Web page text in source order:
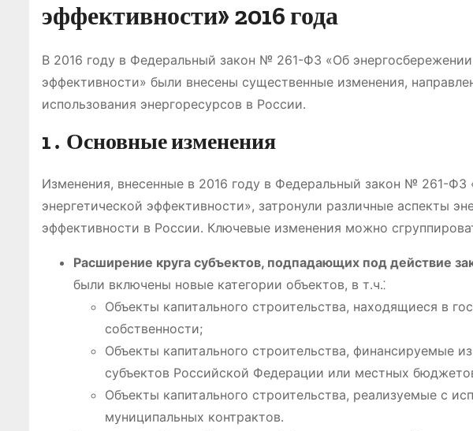
эффективности» 2016 года
В 2016 году в Федеральный закон № 261-ФЗ «Об
эффективности» были внесены существенные изменения,
использования энергоресурсов в России․
1․ Основные изменения
Изменения, внесенные в 2016 году в Федеральный закон № 261-
энергетической эффективности», затронули различные аспекты
эффективности в России․ Ключевые изменения можно
Расширение круга субъектов, подпадающих под действие
были включены новые категории объектов, в т․ч․⁚
Объекты капитального строительства, находящиеся в
собственности;
Объекты капитального строительства, финансируемые
субъектов Российской Федерации или местных
Объекты капитального строительства, реализуемые с
муниципальных контрактов․